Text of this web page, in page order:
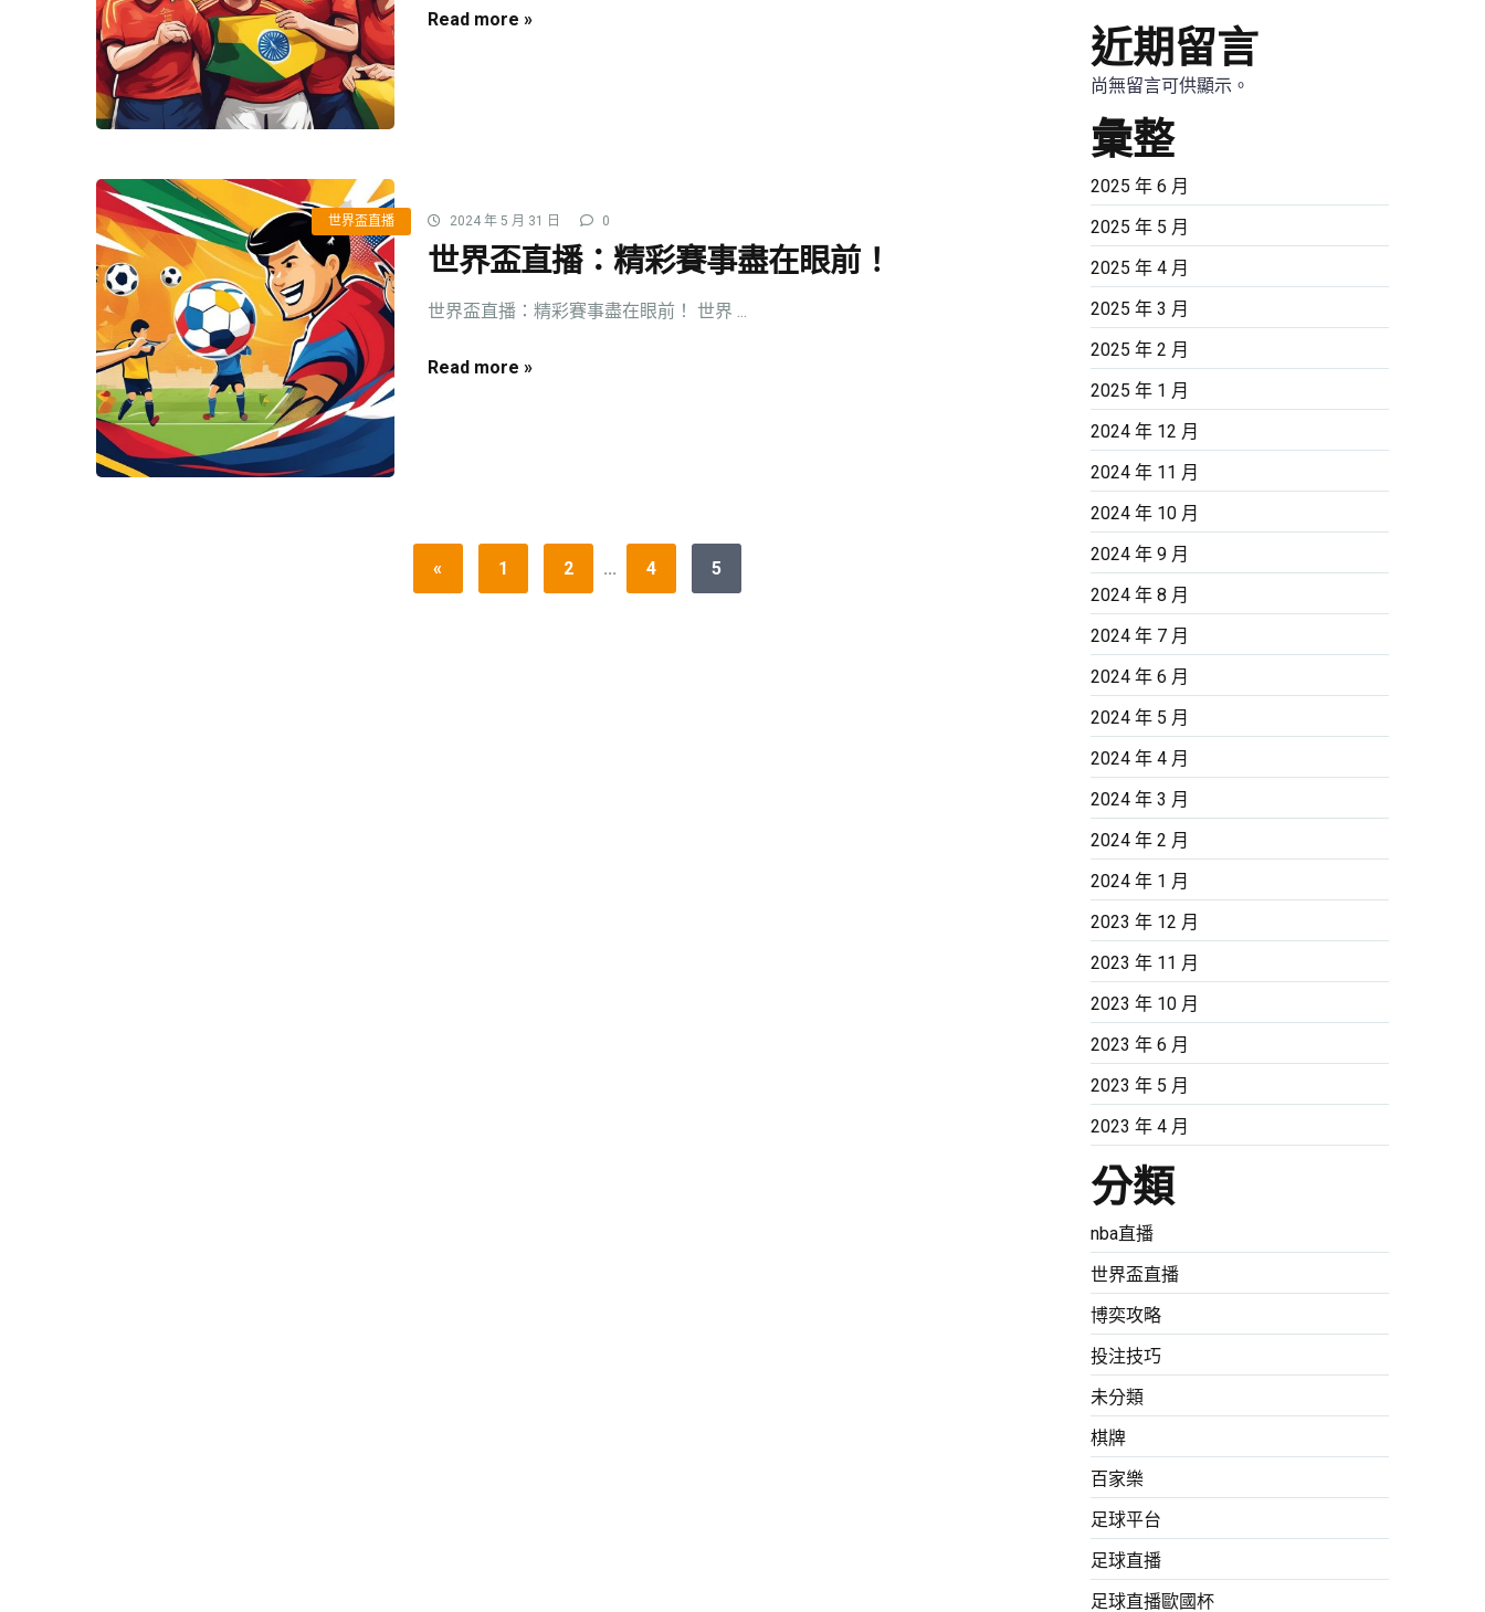
Read more »
世界盃直播 2024 年 5 月 31 日 0
世界盃直播：精彩賽事盡在眼前！
世界盃直播：精彩賽事盡在眼前！ 世界 ...
Read more »
« 1 2 ... 4 5
近期留言
尚無留言可供顯示。
彙整
2025 年 6 月
2025 年 5 月
2025 年 4 月
2025 年 3 月
2025 年 2 月
2025 年 1 月
2024 年 12 月
2024 年 11 月
2024 年 10 月
2024 年 9 月
2024 年 8 月
2024 年 7 月
2024 年 6 月
2024 年 5 月
2024 年 4 月
2024 年 3 月
2024 年 2 月
2024 年 1 月
2023 年 12 月
2023 年 11 月
2023 年 10 月
2023 年 6 月
2023 年 5 月
2023 年 4 月
分類
nba直播
世界盃直播
博奕攻略
投注技巧
未分類
棋牌
百家樂
足球平台
足球直播
足球直播歐國杯